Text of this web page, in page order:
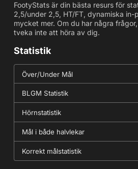
FootyStats är din bästa resurs för
2,5/under 2,5, HT/FT, dynamiska
mycket mer. Om du har några
tveka inte att höra av dig.
Statistik
Över/Under Mål
BLGM Statistik
Hörnstatistik
Mål i både halvlekar
Korrekt målstatistik